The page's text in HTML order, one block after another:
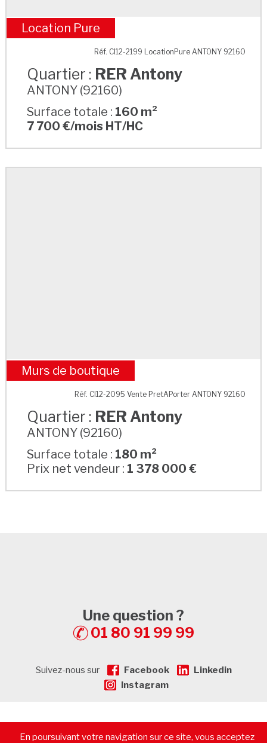
RER Antony
Location Pure
Réf. CI12-2199 LocationPure ANTONY 92160
Quartier : RER Antony
ANTONY (92160)
Surface totale : 160 m²
7 700 €/mois HT/HC
RER Antony
Murs de boutique
Réf. CI12-2095 Vente PretAPorter ANTONY 92160
Quartier : RER Antony
ANTONY (92160)
Surface totale : 180 m²
Prix net vendeur : 1 378 000 €
Une question ?
01 80 91 99 99
Suivez-nous sur Facebook
Linkedin
Instagram
© 2026 - CommerceImmo.fr - Tous droits réservés -
Mentions
En poursuivant votre navigation sur ce site, vous acceptez